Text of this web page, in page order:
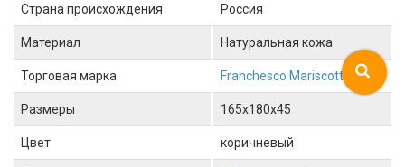
Страна происхождения Россия
Материал Натуральная кожа
Торговая марка Franchesco Mariscotti
Размеры 165x180x45
Цвет коричневый